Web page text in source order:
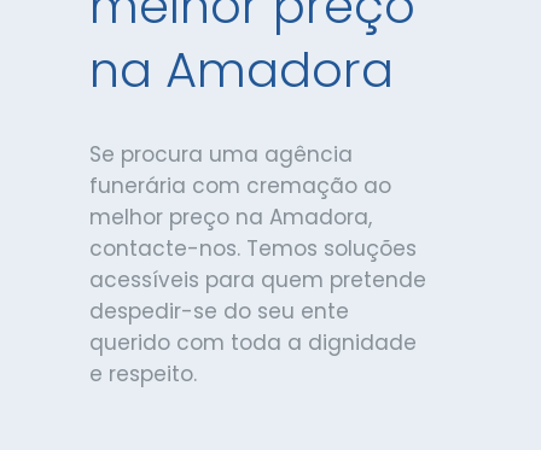
na Amadora
Se procura uma agência
funerária com cremação ao
melhor preço na Amadora,
contacte-nos. Temos soluções
acessíveis para quem pretende
despedir-se do seu ente
querido com toda a dignidade
e respeito.